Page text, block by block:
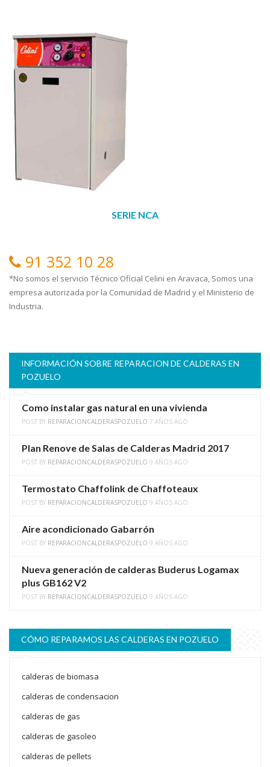
SERIE NCA
91 352 10 28
*No somos el servicio Técnico Oficial Celini en Aravaca, Somos una
empresa autorizada por la Comunidad de Madrid y el Ministerio de
Industria.
INFORMACIÓN SOBRE REPARACION DE CALDERAS EN
POZUELO
Como instalar gas natural en una vivienda
POST BY REPARACIONCALDERASPOZUELO 7 AÑOS AGO
Plan Renove de Salas de Calderas Madrid 2017
POST BY REPARACIONCALDERASPOZUELO 9 AÑOS AGO
Termostato Chaffolink de Chaffoteaux
POST BY REPARACIONCALDERASPOZUELO 9 AÑOS AGO
Aire acondicionado Gabarrón
POST BY REPARACIONCALDERASPOZUELO 9 AÑOS AGO
Nueva generación de calderas Buderus Logamax
plus GB162 V2
POST BY REPARACIONCALDERASPOZUELO 9 AÑOS AGO
CÓMO REPARAMOS LAS CALDERAS EN POZUELO
calderas de biomasa
calderas de condensacion
calderas de gas
calderas de gasoleo
calderas de pellets